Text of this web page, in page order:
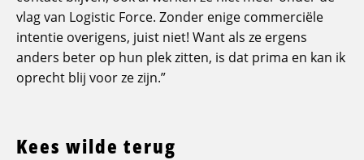
vlag van Logistic Force. Zonder enige commerciële
intentie overigens, juist niet! Want als ze ergens
anders beter op hun plek zitten, is dat prima en kan ik
oprecht blij voor ze zijn.”
Kees wilde terug